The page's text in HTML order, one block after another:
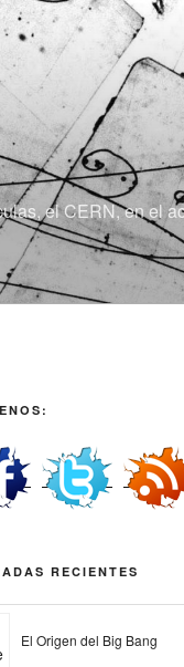
el CERN, en el
RECIENTES
El Origen del Big Bang